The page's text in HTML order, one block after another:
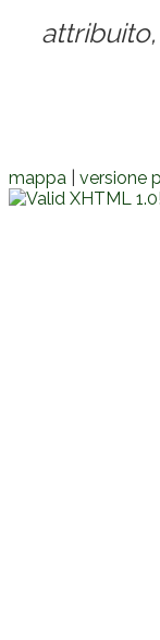
mappa versione